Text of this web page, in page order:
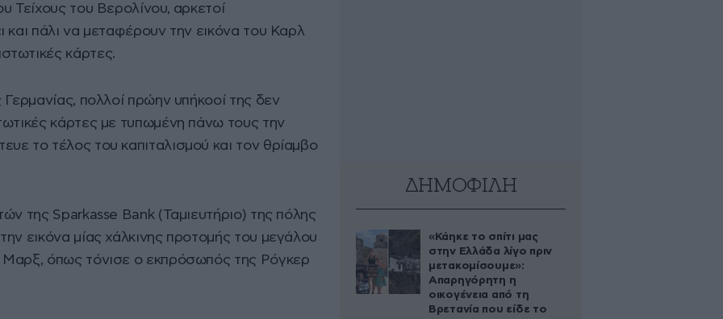
Τείχους του Βερολίνου, αρκετοί
και πάλι να μεταφέρουν την εικόνα του Καρλ
κάρτες.
πολλοί πρώην υπήκοοί της δεν
κάρτες με τυπωμένη πάνω τους την
το τέλος του καπιταλισμού και τον θρίαμβο
της Sparkasse Bank (Ταμιευτήριο) της πόλης
εικόνα μίας χάλκινης προτομής του μεγάλου
όπως τόνισε ο εκπρόσωπός της Ρόγκερ
ΔΗΜΟΦΙΛΗ
«Κάηκε το σπίτι μας
στην Ελλάδα λίγο πριν
μετακομίσουμε»:
Απαρηγόρητη η
οικογένεια από τη
Βρετανία που είδε το